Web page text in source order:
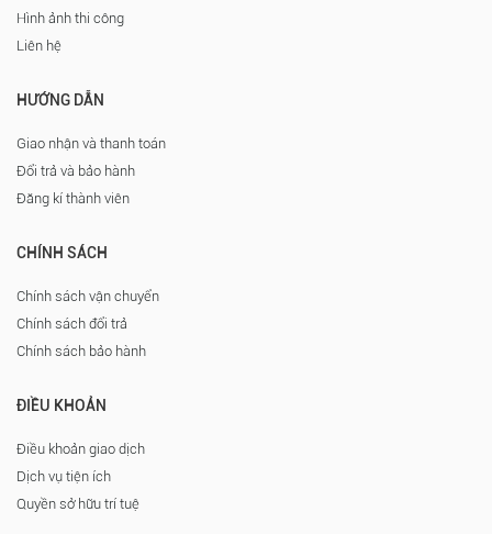
Hình ảnh thi công
Liên hệ
HƯỚNG DẪN
Giao nhận và thanh toán
Đổi trả và bảo hành
Đăng kí thành viên
CHÍNH SÁCH
Chính sách vận chuyển
Chính sách đổi trả
Chính sách bảo hành
ĐIỀU KHOẢN
Điều khoản giao dịch
Dịch vụ tiện ích
Quyền sở hữu trí tuệ